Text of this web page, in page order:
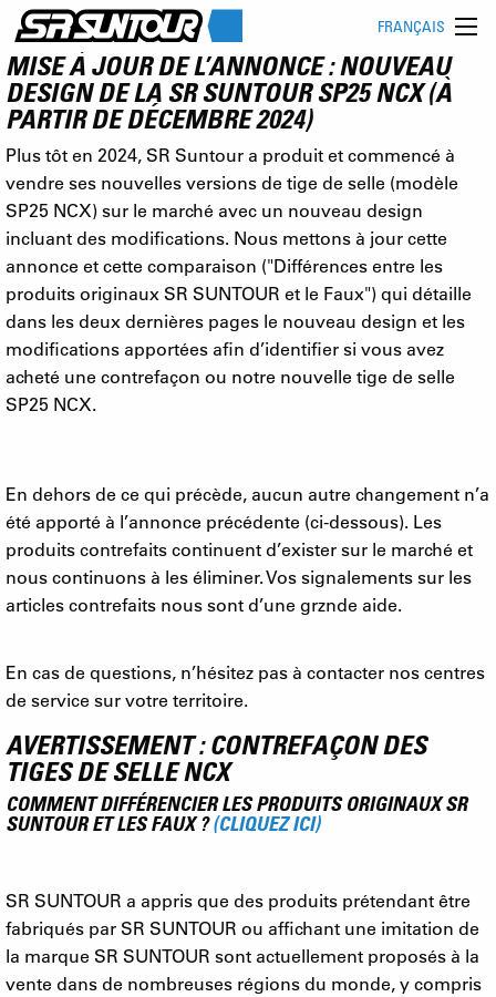
FRANÇAIS
MISE À JOUR DE L’ANNONCE : NOUVEAU
DESIGN DE LA SR SUNTOUR SP25 NCX (À
PARTIR DE DÉCEMBRE 2024)
Plus tôt en 2024, SR Suntour a produit et commencé à
vendre ses nouvelles versions de tige de selle (modèle
SP25 NCX) sur le marché avec un nouveau design
incluant des modifications. Nous mettons à jour cette
annonce et cette comparaison ("Différences entre les
produits originaux SR SUNTOUR et le Faux") qui détaille
dans les deux dernières pages le nouveau design et les
modifications apportées afin d’identifier si vous avez
acheté une contrefaçon ou notre nouvelle tige de selle
SP25 NCX.
En dehors de ce qui précède, aucun autre changement n’a
été apporté à l’annonce précédente (ci-dessous). Les
produits contrefaits continuent d’exister sur le marché et
nous continuons à les éliminer. Vos signalements sur les
articles contrefaits nous sont d’une grznde aide.
En cas de questions, n’hésitez pas à contacter nos centres
de service sur votre territoire.
AVERTISSEMENT : CONTREFAÇON DES
TIGES DE SELLE NCX
COMMENT DIFFÉRENCIER LES PRODUITS ORIGINAUX SR
SUNTOUR ET LES FAUX ?(CLIQUEZ ICI)
SR SUNTOUR a appris que des produits prétendant être
fabriqués par SR SUNTOUR ou affichant une imitation de
la marque SR SUNTOUR sont actuellement proposés à la
vente dans de nombreuses régions du monde, y compris